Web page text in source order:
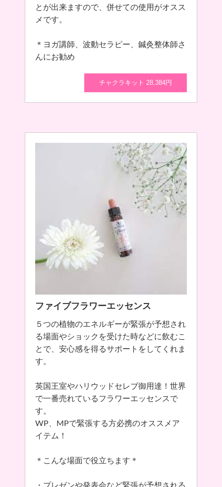
とが出来ますので、併せての使用がオスス
メです。
＊ヨガ講師、波動セラピー、鍼灸整体師さ
んにお勧め
チャクラキット 28,384円
ファイブフラワーエッセンス
５つの植物のエネルギーが緊張が予想され
る場面やショックを受けた時などに飲むこ
とで、安心感を得るサポートをしてくれま
す。
英国王室やハリウッドセレブ御用達！世界
で一番売れているフラワーエッセンスで
す。
WP、MPで緊張する方必携のオススメア
イテム！
＊こんな場面で役立ちます＊